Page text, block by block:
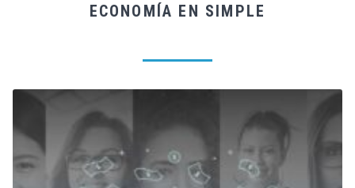
ECONOMÍA EN SIMPLE